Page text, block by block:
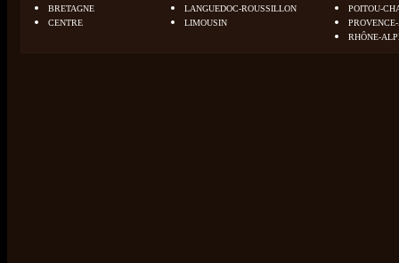
BRETAGNE
CENTRE
LANGUEDOC-ROUSSILLON
LIMOUSIN
POITOU-
RHÔNE-